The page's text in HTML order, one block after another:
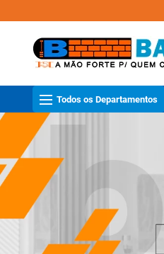
Todos os Departamentos